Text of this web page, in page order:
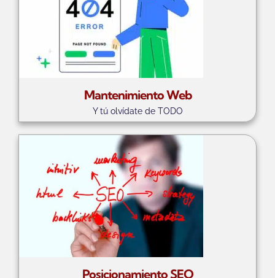
Mantenimiento Web
Y tú olvídate de TODO
Posicionamiento SEO